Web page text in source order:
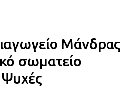
Μάνδρας
σωματείο